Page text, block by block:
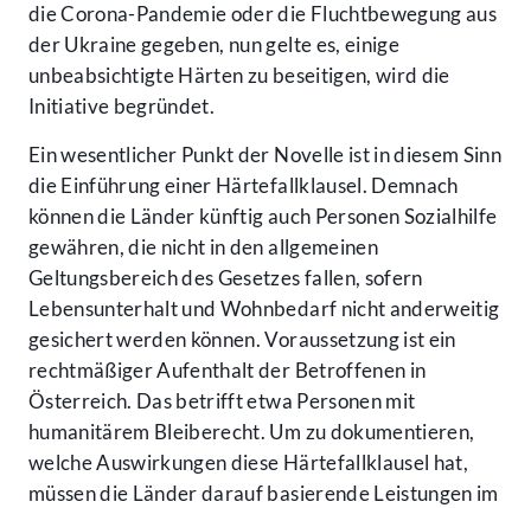
die Corona-Pandemie oder die Fluchtbewegung aus
der Ukraine gegeben, nun gelte es, einige
unbeabsichtigte Härten zu beseitigen, wird die
Initiative begründet.
Ein wesentlicher Punkt der Novelle ist in diesem Sinn
die Einführung einer Härtefallklausel. Demnach
können die Länder künftig auch Personen Sozialhilfe
gewähren, die nicht in den allgemeinen
Geltungsbereich des Gesetzes fallen, sofern
Lebensunterhalt und Wohnbedarf nicht anderweitig
gesichert werden können. Voraussetzung ist ein
rechtmäßiger Aufenthalt der Betroffenen in
Österreich. Das betrifft etwa Personen mit
humanitärem Bleiberecht. Um zu dokumentieren,
welche Auswirkungen diese Härtefallklausel hat,
müssen die Länder darauf basierende Leistungen im